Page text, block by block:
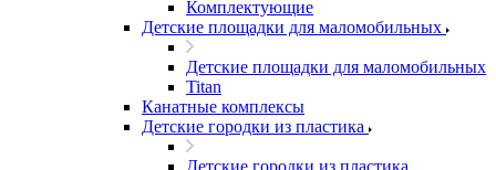
Комплектующие
Детские площадки для маломобильных
Детские площадки для маломобильных
Titan
Канатные комплексы
Детские городки из пластика
Детские городки из пластика